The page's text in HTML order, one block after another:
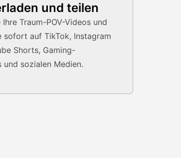
und teilen
Ihre Traum-POV-Videos und
sofort auf TikTok, Instagram
Shorts, Gaming-
und sozialen Medien.